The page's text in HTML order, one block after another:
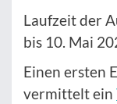
Laufzeit der
bis 10. Mai
Einen ersten
vermittelt ein